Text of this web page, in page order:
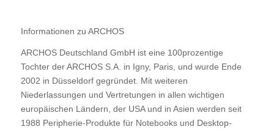
Informationen zu ARCHOS
ARCHOS Deutschland GmbH ist eine 100prozentige
Tochter der ARCHOS S.A. in Igny, Paris, und wurde Ende
2002 in Düsseldorf gegründet. Mit weiteren
Niederlassungen und Vertretungen in allen wichtigen
europäischen Ländern, der USA und in Asien werden seit
1988 Peripherie-Produkte für Notebooks und Desktop-